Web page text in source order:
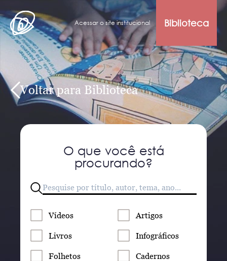
Acessar o site institucional Biblioteca
Voltar para Biblioteca
O que você está
procurando?
Vídeos Artigos
Livros Infográficos
Folhetos Cadernos